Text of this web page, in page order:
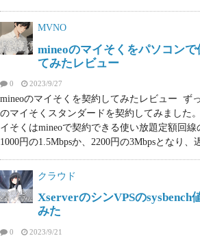
MVNO
mineoのマイそくをパソコン
てみたレビュー
0 2023/9/27
mineoのマイそくを契約してみたレビュー ず
のマイそくスタンダードを契約してみました
イそくはmineoで契約できる使い放題定額回
1000円の1.5Mbpsか、2200円の3Mbpsとなり、
クラウド
XserverのシンVPSのsysbench
みた
0 2023/9/21